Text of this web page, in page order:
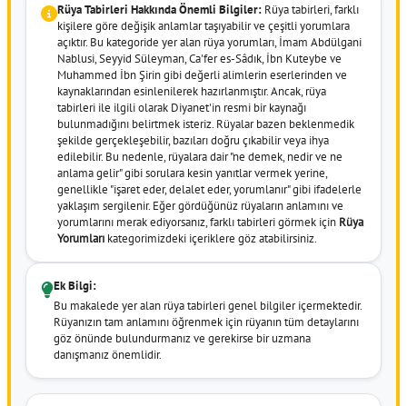
Rüya Tabirleri Hakkında Önemli Bilgiler: Rüya tabirleri, farklı
kişilere göre değişik anlamlar taşıyabilir ve çeşitli yorumlara
açıktır. Bu kategoride yer alan rüya yorumları, İmam Abdülgani
Nablusi, Seyyid Süleyman, Ca'fer es-Sâdık, İbn Kuteybe ve
Muhammed İbn Şirin gibi değerli alimlerin eserlerinden ve
kaynaklarından esinlenilerek hazırlanmıştır. Ancak, rüya
tabirleri ile ilgili olarak Diyanet'in resmi bir kaynağı
bulunmadığını belirtmek isteriz. Rüyalar bazen beklenmedik
şekilde gerçekleşebilir, bazıları doğru çıkabilir veya ihya
edilebilir. Bu nedenle, rüyalara dair "ne demek, nedir ve ne
anlama gelir" gibi sorulara kesin yanıtlar vermek yerine,
genellikle "işaret eder, delalet eder, yorumlanır" gibi ifadelerle
yaklaşım sergilenir. Eğer gördüğünüz rüyaların anlamını ve
yorumlarını merak ediyorsanız, farklı tabirleri görmek için Rüya
Yorumları kategorimizdeki içeriklere göz atabilirsiniz.
Ek Bilgi:
Bu makalede yer alan rüya tabirleri genel bilgiler içermektedir.
Rüyanızın tam anlamını öğrenmek için rüyanın tüm detaylarını
göz önünde bulundurmanız ve gerekirse bir uzmana
danışmanız önemlidir.